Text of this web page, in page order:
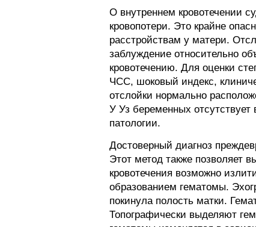
О внутреннем кровотечении
кровопотери. Это крайне
расстройствам у матери.
заблуждение относительно
кровотечению. Для оценки
ЧСС, шоковый индекс,
отслойки нормально
У Уз беременных
патологии.
Достоверный диагноз
Этот метод также позволяет
кровотечения возможно
образованием гематомы.
покинула полость матки.
Топографически выделяют